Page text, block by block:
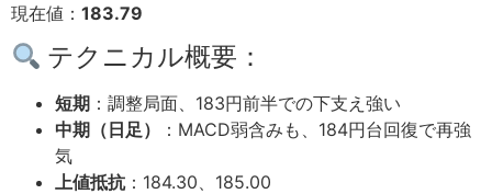
現在値： 183.79
テクニカル概要：
短期 ：調整局面、183円前半での下支え強い
中期（日足）
：MACD弱含みも、184円台回復で再強
気
上値抵抗：184.30、185.00